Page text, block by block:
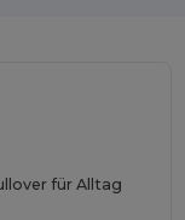
für Alltag